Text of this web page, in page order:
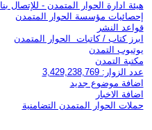
هيئة ادارة الحوار المتمدن - للإتصال بنا
إحصائيات مؤسسة الحوار المتمدن
قواعد النشر
ابرز كتاب / كاتبات الحوار المتمدن
يوتيوب التمدن
مكتبة التمدن
عدد الزوار: 3,429,238,769
اضافة موضوع جديد
اضافة الاخبار
حملات الحوار المتمدن التضامنية